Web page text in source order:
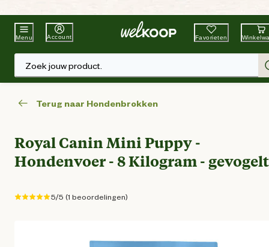
Beste WinkelketenTuin & Dier
Menu Account Favorieten
Zoek jouw product.
Terug naar Hondenbrokken
Royal Canin Mini Puppy -
Hondenvoer - 8 Kilogram -
5/5 (1 beoordelingen)